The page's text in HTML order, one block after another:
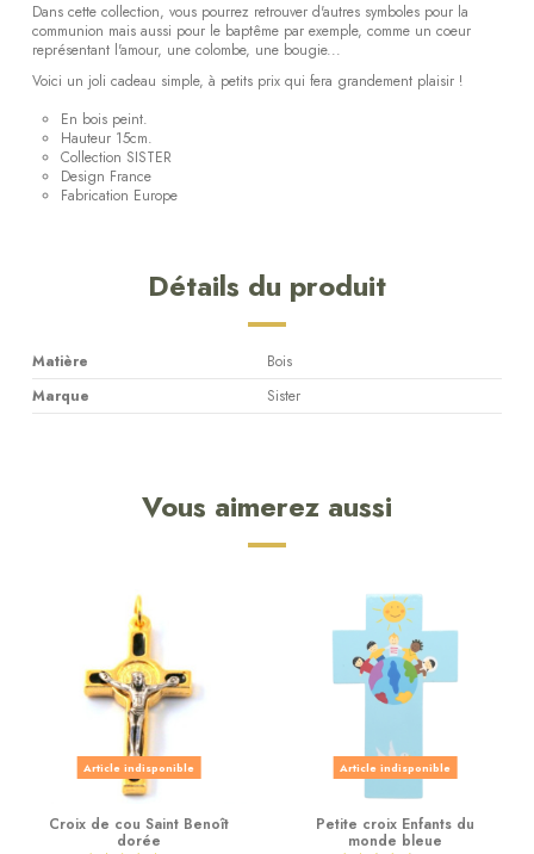
Dans cette collection, vous pourrez retrouver d'autres symboles pour la
communion mais aussi pour le baptême par exemple, comme un coeur
représentant l'amour, une colombe, une bougie...
Voici un joli cadeau simple, à petits prix qui fera grandement plaisir !
En bois peint.
Hauteur 15cm.
Collection SISTER
Design France
Fabrication Europe
Détails du produit
Matière
Bois
Marque
Sister
Vous aimerez aussi
Article indisponible
Croix de cou Saint Benoît
dorée
Article indisponible
Petite croix Enfants du
monde bleue